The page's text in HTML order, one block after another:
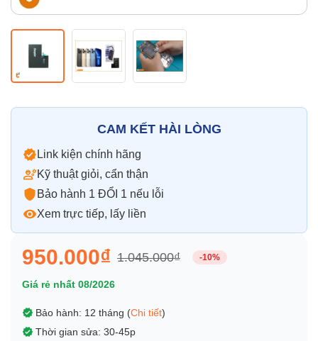
CAM KẾT HÀI LÒNG
Link kiện chính hãng
Kỹ thuật giỏi, cẩn thận
Bảo hành 1 ĐỔI 1 nếu lỗi
Xem trực tiếp, lấy liền
950.000₫ 1.045.000₫ -10%
Giá rẻ nhất 08/2026
Bảo hành: 12 tháng (Chi tiết)
Thời gian sửa: 30-45p